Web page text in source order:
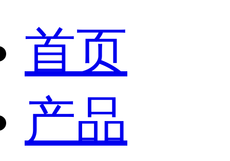
首页
产品